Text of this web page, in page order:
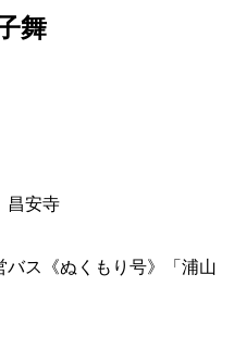
舞
昌安寺
ス《ぬくもり号》「浦山